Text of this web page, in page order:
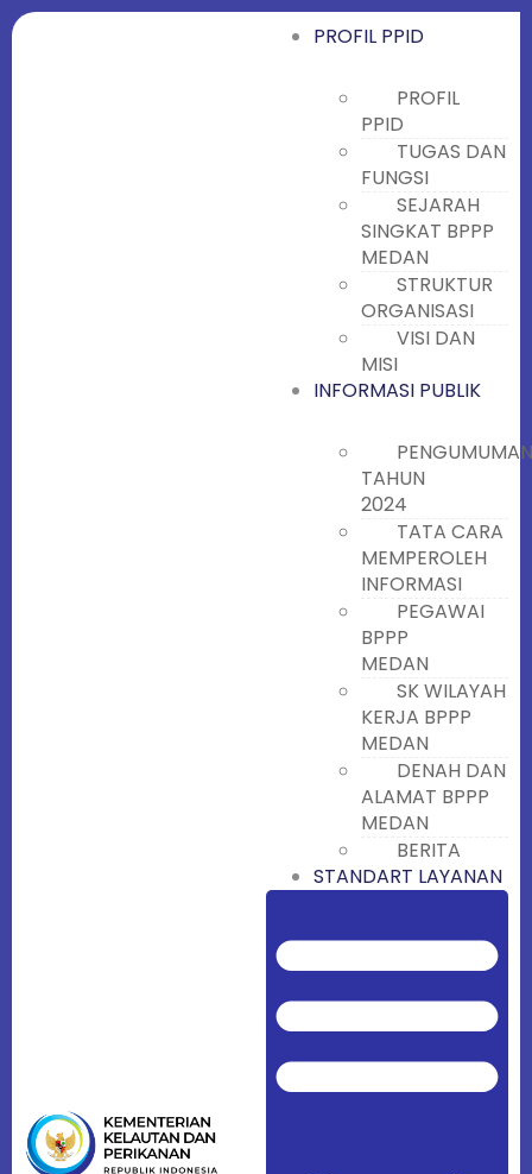
PROFIL PPID
PROFIL
PPID
TUGAS DAN
FUNGSI
SEJARAH
SINGKAT BPPP
MEDAN
STRUKTUR
ORGANISASI
VISI DAN
MISI
INFORMASI PUBLIK
PENGUMUMAN
TAHUN
2024
TATA CARA
MEMPEROLEH
INFORMASI
PEGAWAI
BPPP
MEDAN
SK WILAYAH
KERJA BPPP
MEDAN
DENAH DAN
ALAMAT BPPP
MEDAN
BERITA
STANDART LAYANAN